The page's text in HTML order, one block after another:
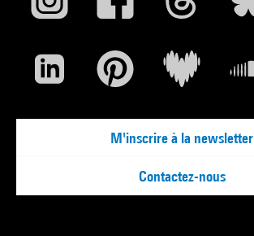
M'inscrire à la newsletter
Contactez-nous